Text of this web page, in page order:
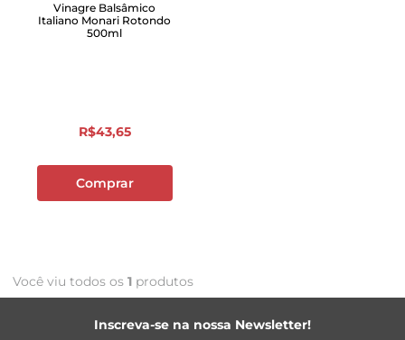
Vinagre Balsâmico
Italiano Monari Rotondo
500ml
R$43,65
Comprar
Você viu todos os 1 produtos
Inscreva-se na nossa Newsletter!